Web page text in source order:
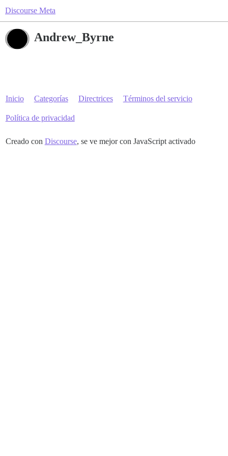
Discourse Meta
Andrew_Byrne
Inicio Categorías Directrices Términos del servicio
Política de privacidad
Creado con Discourse, se ve mejor con JavaScript activado